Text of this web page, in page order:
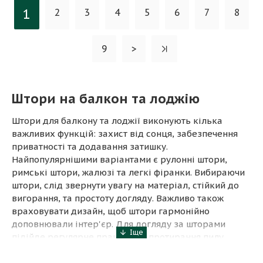
1 2 3 4 5 6 7 8
9 >
Штори на балкон та лоджію
Штори для балкону та лоджії виконують кілька
важливих функцій: захист від сонця, забезпечення
приватності та додавання затишку.
Найпопулярнішими варіантами є рулонні штори,
римські штори, жалюзі та легкі фіранки. Вибираючи
штори, слід звернути увагу на матеріал, стійкий до
вигорання, та простоту догляду. Важливо також
враховувати дизайн, щоб штори гармонійно
доповнювали інтер'єр. Для догляду за шторами
підійде регулярне прання або протирання пилу.